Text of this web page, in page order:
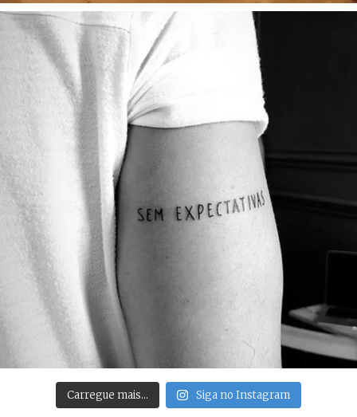
Carregue mais… Siga no Instagram